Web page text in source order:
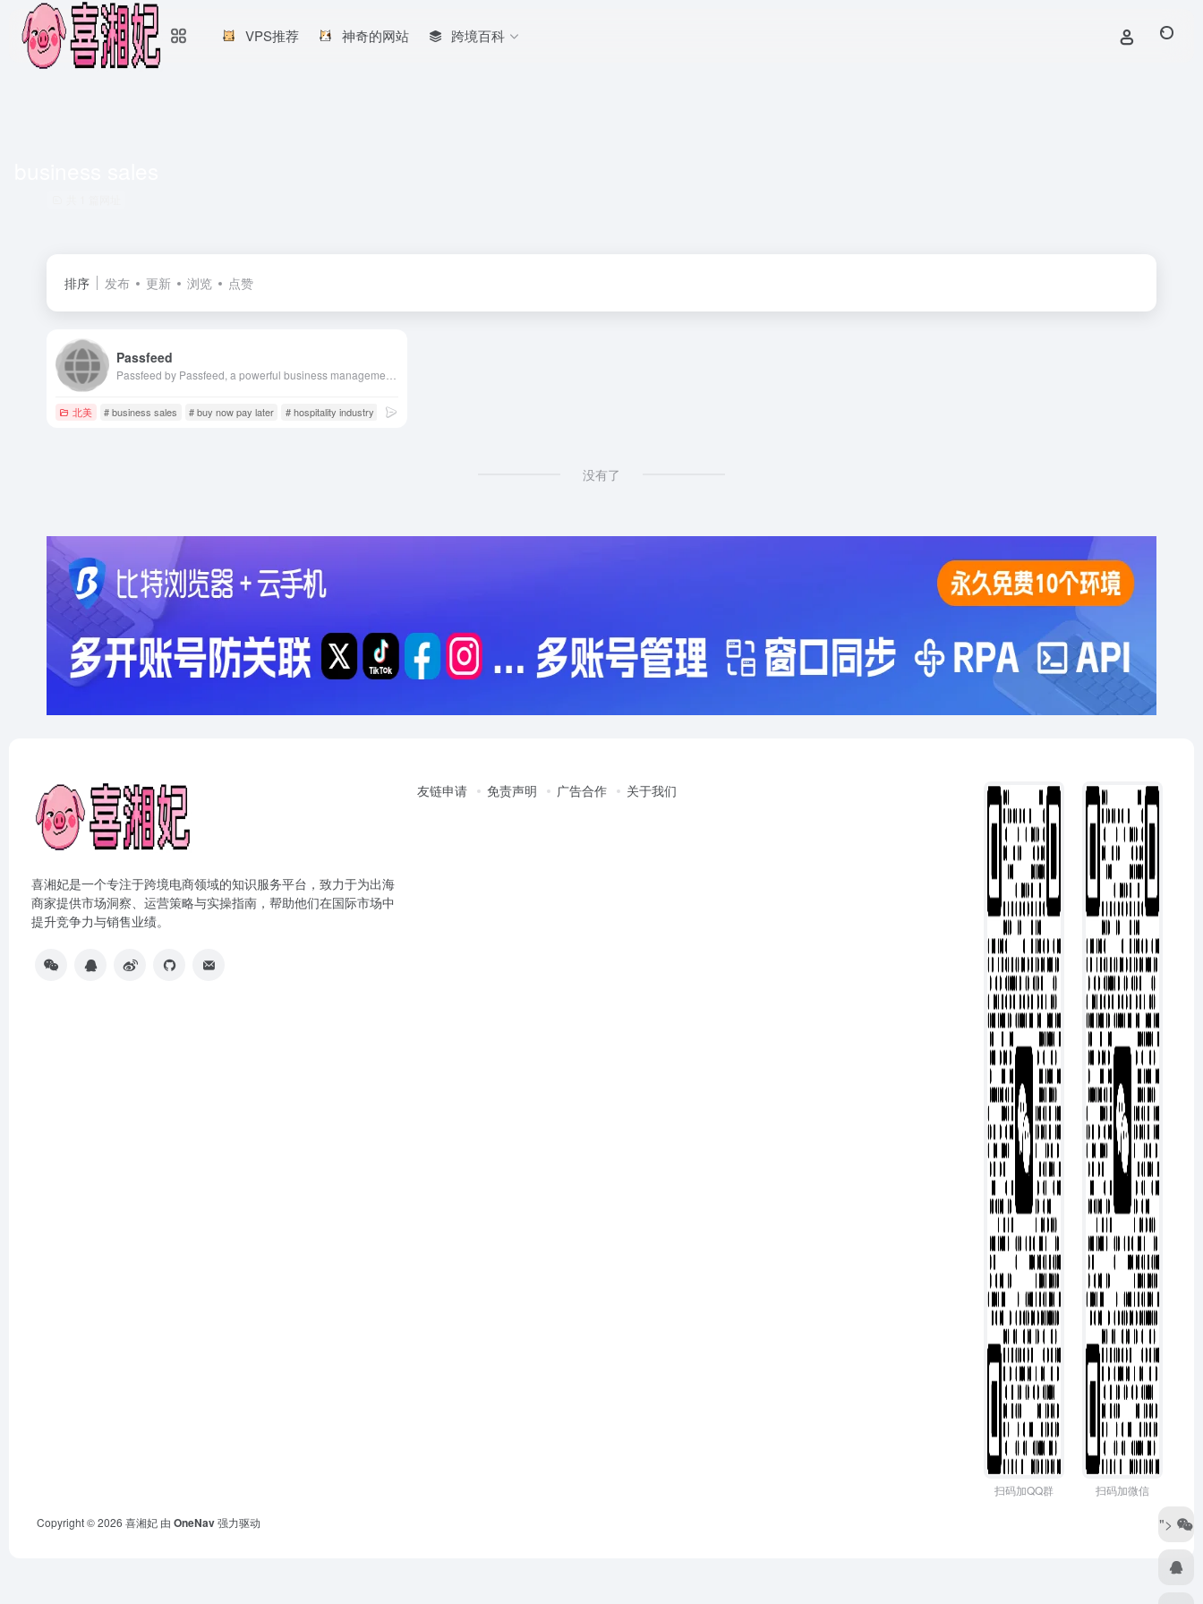
VPS推荐 神奇的网站 跨境百科
排序 发布 更新 浏览 点赞
Passfeed
北美 # business sales # buy now pay later # hospitality industry
没有了
喜湘妃是一个专注于跨境电商领域的知识服务平台，致力于为出海
商家提供市场洞察、运营策略与实操指南，帮助他们在国际市场中
提升竞争力与销售业绩。
友链申请 免责声明 广告合作 关于我们
扫码加QQ群 扫码加微信
Copyright © 2026 喜湘妃 由 OneNav强力驱动 ">